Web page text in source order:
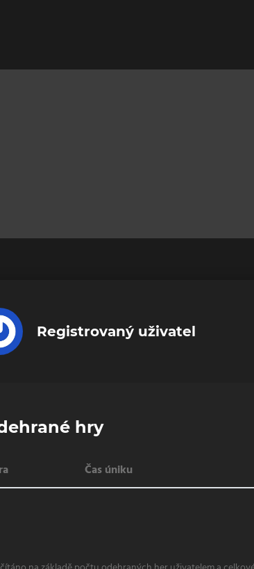
Registrovaný uživatel
hry
Čas úniku